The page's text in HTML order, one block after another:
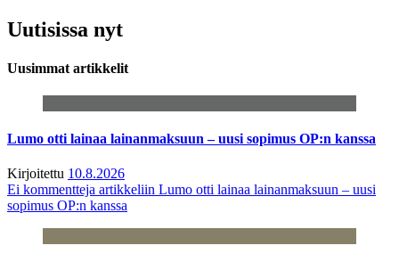
Uutisissa nyt
Uusimmat artikkelit
Lumo otti lainaa lainanmaksuun – uusi sopimus OP:n kanssa
Kirjoitettu 10.8.2026
Ei kommentteja artikkeliin Lumo otti lainaa lainanmaksuun – uusi
sopimus OP:n kanssa